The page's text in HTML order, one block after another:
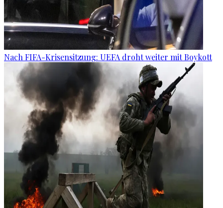
Nach FIFA-Krisensitzung: UEFA droht weiter mit Boykott